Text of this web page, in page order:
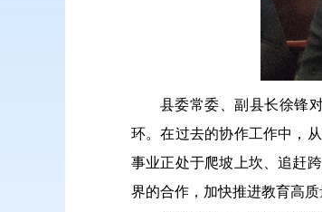
县委常委、副县长徐锋
环。在过去的协作工作中，
事业正处于爬坡上坎、追赶
界的合作，加快推进教育高